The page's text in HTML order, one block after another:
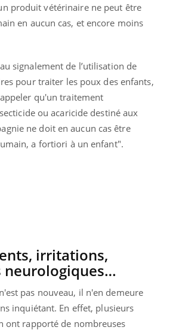
produit vétérinaire ne peut être
en aucun cas, et encore moins
signalement de l’utilisation de
pour traiter les poux des enfants,
qu'un traitement
ou acaricide destiné aux
ne doit en aucun cas être
a fortiori à un enfant".
irritations,
neurologiques…
pas nouveau, il n'en demeure
inquiétant. En effet, plusieurs
ont rapporté de nombreuses